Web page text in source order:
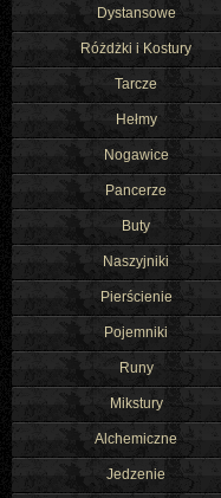
Dystansowe
Różdżki i Kostury
Tarcze
Hełmy
Nogawice
Pancerze
Buty
Naszyjniki
Pierścienie
Pojemniki
Runy
Mikstury
Alchemiczne
Jedzenie